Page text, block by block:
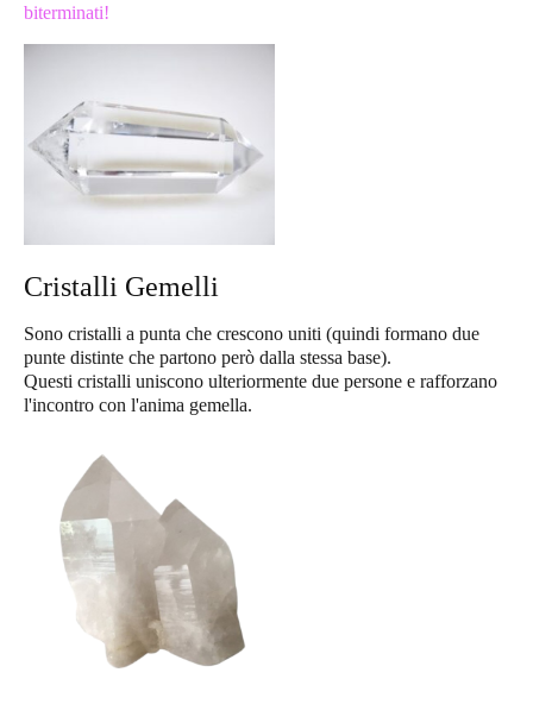
biterminati!
Cristalli Gemelli
Sono cristalli a punta che crescono uniti (quindi formano due
punte distinte che partono però dalla stessa base).
Questi cristalli uniscono ulteriormente due persone e rafforzano
l'incontro con l'anima gemella.